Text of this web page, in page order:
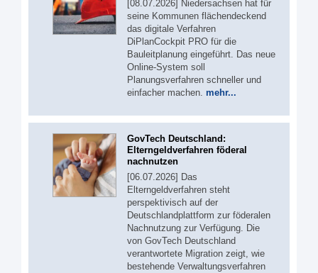
[08.07.2026] Niedersachsen hat für
seine Kommunen flächendeckend
das digitale Verfahren
DiPlanCockpit PRO für die
Bauleitplanung eingeführt. Das neue
Online-System soll
Planungsverfahren schneller und
einfacher machen. mehr...
GovTech Deutschland:
Elterngeldverfahren föderal
nachnutzen
[06.07.2026] Das
Elterngeldverfahren steht
perspektivisch auf der
Deutschlandplattform zur föderalen
Nachnutzung zur Verfügung. Die
von GovTech Deutschland
verantwortete Migration zeigt, wie
bestehende Verwaltungsverfahren